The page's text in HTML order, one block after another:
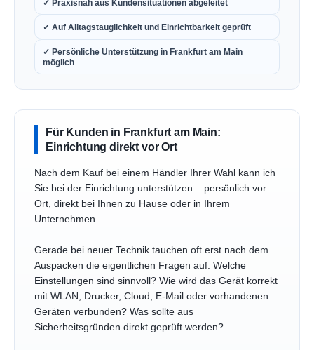
✓ Praxisnah aus Kundensituationen abgeleitet
✓ Auf Alltagstauglichkeit und Einrichtbarkeit geprüft
✓ Persönliche Unterstützung in Frankfurt am Main
möglich
Für Kunden in Frankfurt am Main:
Einrichtung direkt vor Ort
Nach dem Kauf bei einem Händler Ihrer Wahl kann ich
Sie bei der Einrichtung unterstützen – persönlich vor
Ort, direkt bei Ihnen zu Hause oder in Ihrem
Unternehmen.
Gerade bei neuer Technik tauchen oft erst nach dem
Auspacken die eigentlichen Fragen auf: Welche
Einstellungen sind sinnvoll? Wie wird das Gerät korrekt
mit WLAN, Drucker, Cloud, E-Mail oder vorhandenen
Geräten verbunden? Was sollte aus
Sicherheitsgründen direkt geprüft werden?